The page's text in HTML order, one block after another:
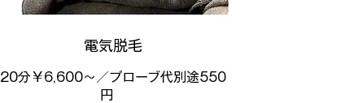
電気脱毛
20分￥6,600～／プローブ代別途550
円